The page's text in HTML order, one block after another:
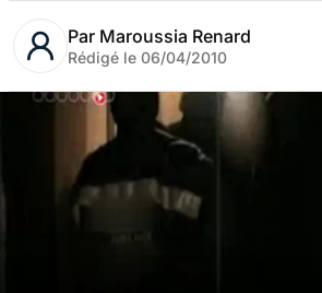
Par Maroussia Renard
Rédigé le 06/04/2010